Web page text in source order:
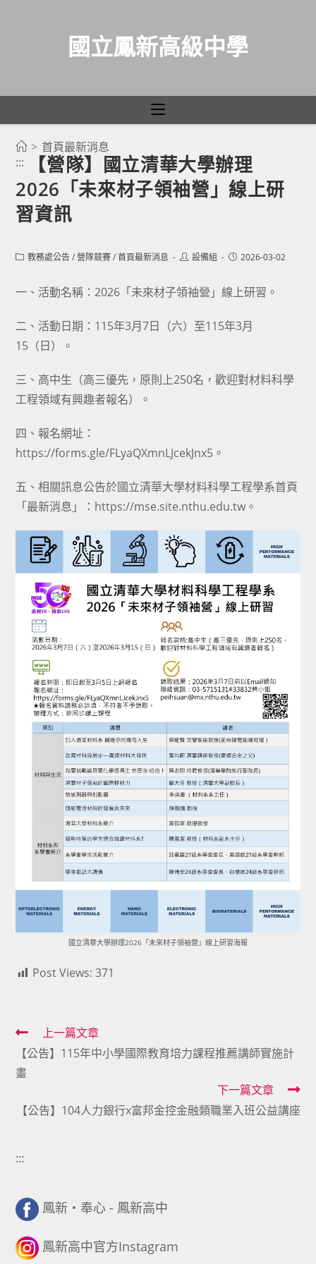
國立鳳新高級中學
> 首頁最新消息
:::
【營隊】國立清華大學辦理
2026「未來材子領袖營」線上研
習資訊
Post教務處公告 / 營隊競賽 / 首頁最新消息
Post設備組
Post2026-03-02
一、活動名稱：2026「未來材子領袖營」線上研習。
二、活動日期：115年3月7日（六）至115年3月
15（日）。
三、高中生（高三優先，原則上250名，歡迎對材料科學
工程領域有興趣者報名）。
四、報名網址：
https://forms.gle/FLyaQXmnLJcekJnx5。
五、相關訊息公告於國立清華大學材料科學工程學系首頁
「最新消息」：https://mse.site.nthu.edu.tw。
國立清華大學辦理2026「未來材子領袖營」線上研習海報
Post Views: 371
Read
more
articles
上一篇文章
【公告】115年中小學國際教育培力課程推薦講師實施計
畫
下一篇文章
【公告】104人力銀行x富邦金控金融類職業入班公益講座
:::
鳳新・奉心 - 鳳新高中
鳳新高中官方Instagram